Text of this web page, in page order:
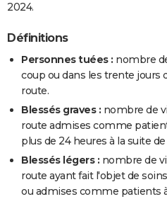
2024.
Définitions
Personnes tuées : nombre
coup ou dans les trente jours
route.
Blessés graves : nombre de
route admises comme
plus de 24 heures à la suite
Blessés légers : nombre de
route ayant fait l'objet de
ou admises comme patients